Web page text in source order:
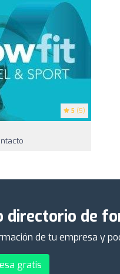
5 (5)
directorio de
de tu empresa y
gratis